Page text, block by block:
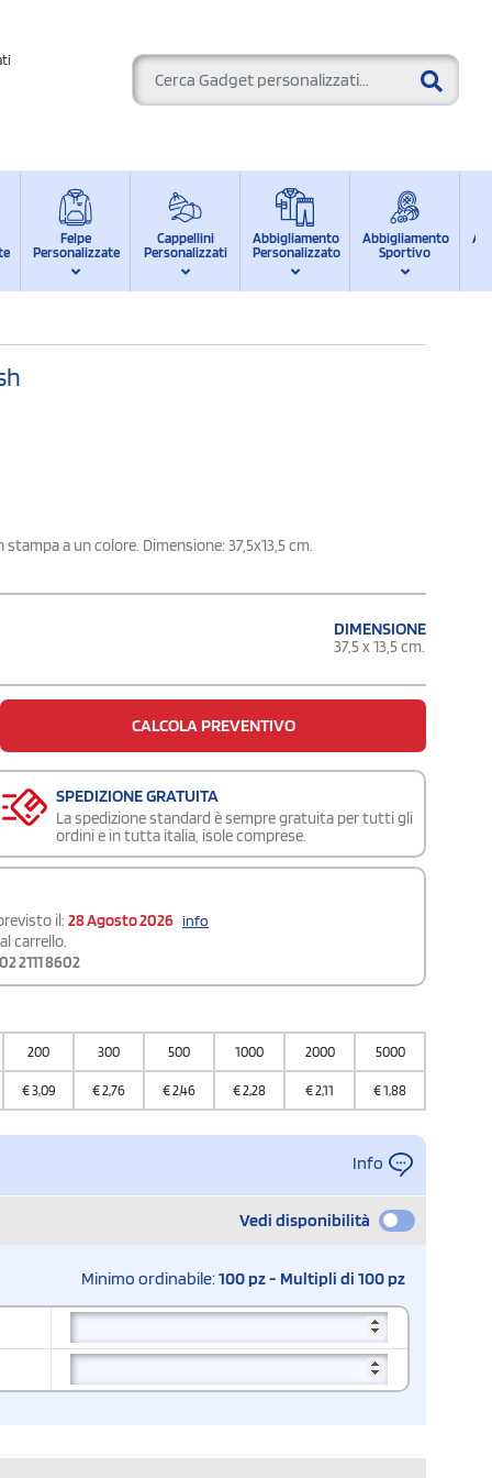
Felpe
Personalizzate
Cappellini
Personalizzati
Abbigliamento
Personalizzato
Abbigliamento
Sportivo
a un colore. Dimensione: 37,5x13,5 cm.
DIMENSIONE
37,5 x 13,5 cm.
CALCOLA PREVENTIVO
SPEDIZIONE GRATUITA
La spedizione standard è sempre gratuita per tutti gli
ordini e in tutta italia, isole comprese.
il: 28 Agosto 2026 info
carrello.
02 2111 8602
200 300 500 1000 2000 5000
€3,09 €2,76 €2,46 €2,28 €2,11 €1,88
Info
Vedi disponibilità
Minimo ordinabile:100 pz - Multipli di 100 pz